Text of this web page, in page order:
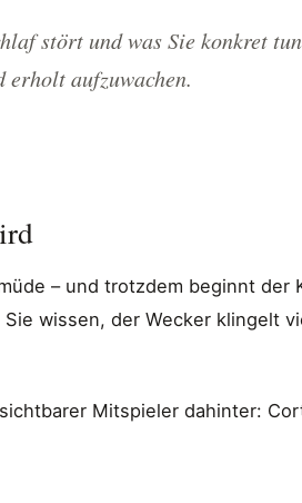
stört und was Sie konkret
erholt aufzuwachen.
– und trotzdem beginnt der
wissen, der Wecker klingelt
Mitspieler dahinter: